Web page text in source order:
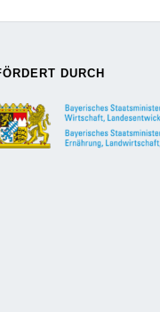
DURCH